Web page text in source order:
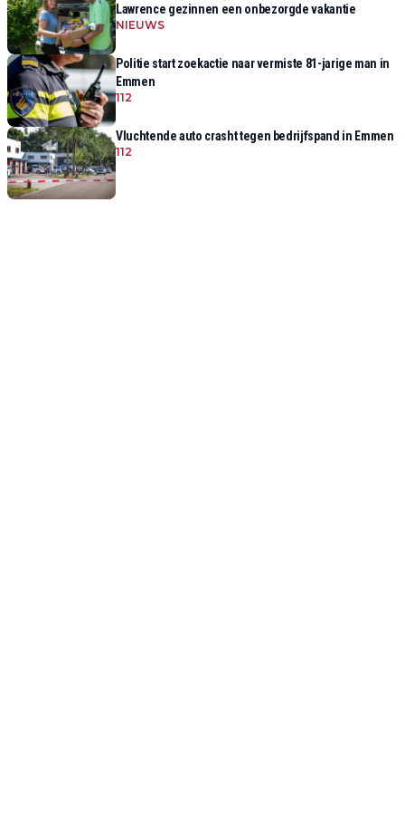
Lawrence gezinnen een onbezorgde vakantie
NIEUWS
Politie start zoekactie naar vermiste 81-jarige man in
Emmen
112
Vluchtende auto crasht tegen bedrijfspand in Emmen
112